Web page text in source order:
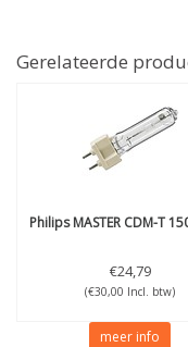
Gerelateerde
PhilipsMASTER CDM-T
€24,79
(€30,00 Incl. btw)
meer info